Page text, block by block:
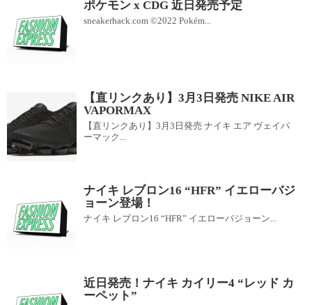
ポケモン x CDG 近日発売予定
sneakerhack.com ©2022 Pokém...
【直リンクあり】3月3日発売 NIKE AIR
VAPORMAX
【直リンクあり】3月3日発売 ナイキ エア ヴェイパ
ーマック...
ナイキ レブロン16 “HFR” イエローバジ
ョーン登場！
ナイキ レブロン16 “HFR” イエローバジョーン...
近日発売！ナイキ カイリー4 “レッド カ
ーペット”